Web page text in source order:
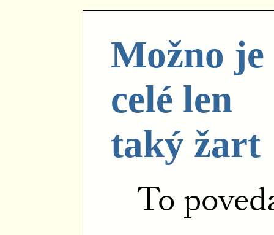
Možno je
celé len
taký žart
To